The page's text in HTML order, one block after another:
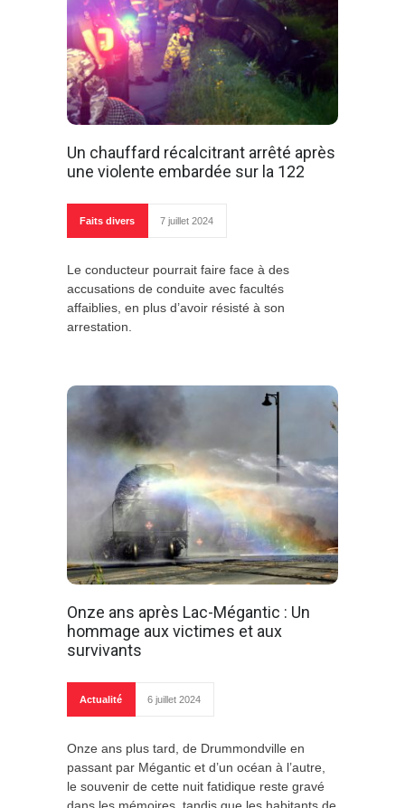
Un chauffard récalcitrant arrêté après
une violente embardée sur la 122
Faits divers 7 juillet 2024
Le conducteur pourrait faire face à des
accusations de conduite avec facultés
affaiblies, en plus d’avoir résisté à son
arrestation.
Onze ans après Lac-Mégantic : Un
hommage aux victimes et aux
survivants
Actualité 6 juillet 2024
Onze ans plus tard, de Drummondville en
passant par Mégantic et d’un océan à l’autre,
le souvenir de cette nuit fatidique reste gravé